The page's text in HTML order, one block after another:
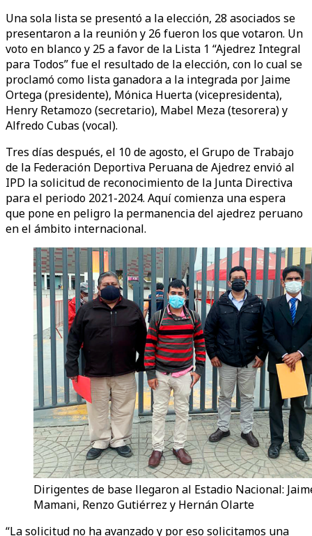
Una sola lista se presentó a la elección, 28 asociados se
presentaron a la reunión y 26 fueron los que votaron. Un
voto en blanco y 25 a favor de la Lista 1 “Ajedrez Integral
para Todos” fue el resultado de la elección, con lo cual se
proclamó como lista ganadora a la integrada por Jaime
Ortega (presidente), Mónica Huerta (vicepresidenta),
Henry Retamozo (secretario), Mabel Meza (tesorera) y
Alfredo Cubas (vocal).
Tres días después, el 10 de agosto, el Grupo de Trabajo
de la Federación Deportiva Peruana de Ajedrez envió al
IPD la solicitud de reconocimiento de la Junta Directiva
para el periodo 2021-2024. Aquí comienza una espera
que pone en peligro la permanencia del ajedrez peruano
en el ámbito internacional.
Dirigentes de base llegaron al Estadio Nacional:
Mamani, Renzo Gutiérrez y Hernán Olarte
“La solicitud no ha avanzado y por eso solicitamos una